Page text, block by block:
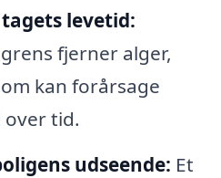
levetid:
fjerner alger,
kan forårsage
over tid.
udseende: Et